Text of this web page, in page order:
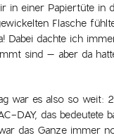
in einer Papiertüte in
Flasche
Dabei dachte ich
sind – aber da
war es also so weit:
DAY, das bedeutete
das Ganze immer